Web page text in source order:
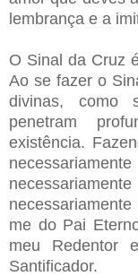
lembrança e a
O Sinal da Cruz
Ao se fazer o
divinas, como
penetram
existência.
me do Pai
meu Redentor
Santificador.